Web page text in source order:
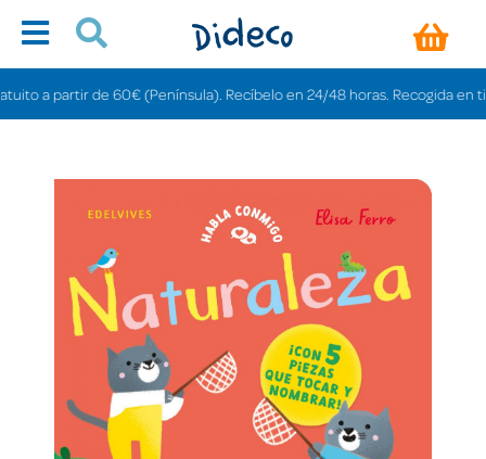
a partir de 60€ (Península). Recíbelo en 24/48 horas. Recogida en